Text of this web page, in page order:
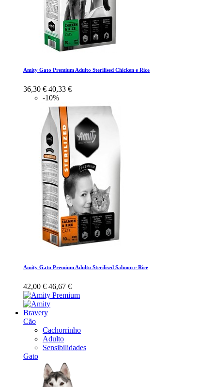
Amity Gato Premium Adulto Sterilised Chicken e Rice
36,30 € 40,33 €
-10%
Amity Gato Premium Adulto Sterilised Salmon e Rice
42,00 € 46,67 €
Bravery
Cão
Cachorrinho
Adulto
Sensibilidades
Gato